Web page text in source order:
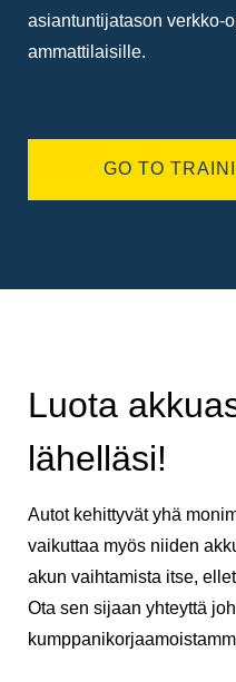
asiantuntijatason verkko-
ammattilaisille.
GO TO
Luota
lähelläsi!
Autot kehittyvät yhä
vaikuttaa myös niiden
akun vaihtamista itse,
Ota sen sijaan yhteyttä